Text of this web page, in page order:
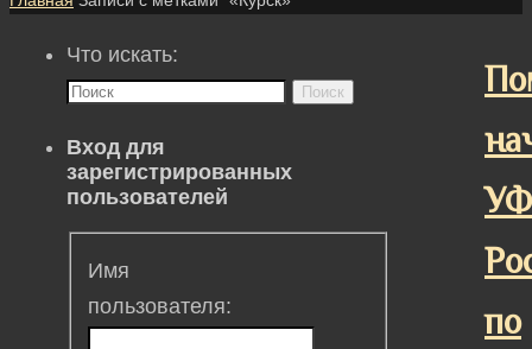
по
Что искать:
Поиск
Вход для
зарегистрированных
пользователей
Имя
пользователя: